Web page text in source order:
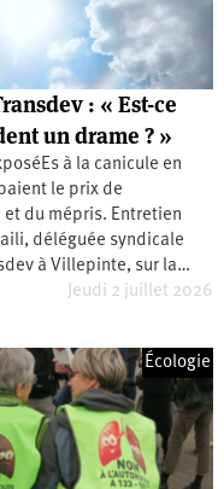
: « Est-ce
un drame ? »
à la canicule en
le prix de
et du mépris. Entretien
déléguée syndicale
à Villepinte, sur la…
Jeudi 2 juillet 2026
Écologie